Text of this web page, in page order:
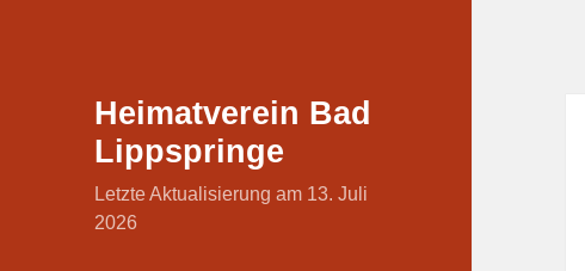
Heimatverein Bad
Lippspringe
Letzte Aktualisierung am 13. Juli
2026